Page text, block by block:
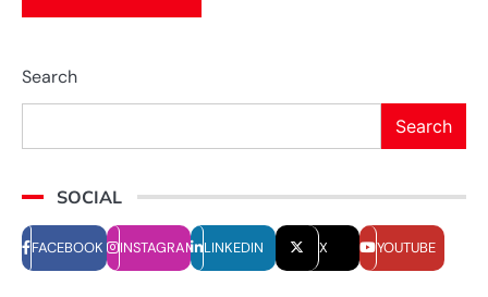
Search
Search
SOCIAL
FACEBOOK INSTAGRAM LINKEDIN X YOUTUBE